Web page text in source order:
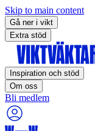
Skip to main content
Gå ner i vikt
Extra stöd
Inspiration och stöd
Om oss
Bli medlem